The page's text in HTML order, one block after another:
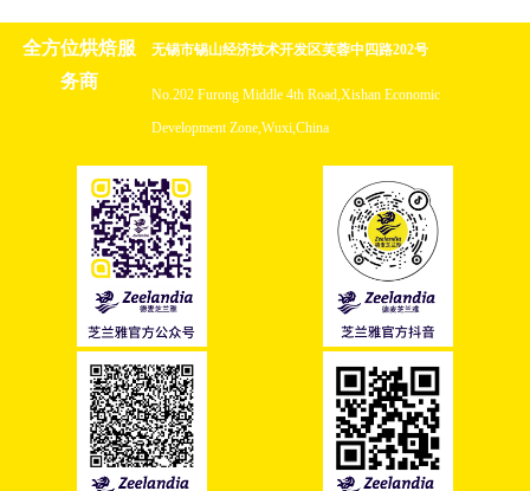
全方位烘焙服
务商
无锡市锡山经济技术开发区芙蓉中四路202号
No.202 Furong Middle 4th Road,Xishan Economic
Development Zone,Wuxi,China